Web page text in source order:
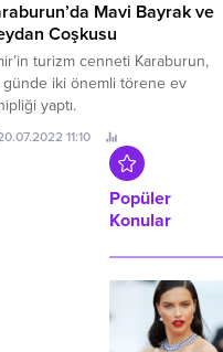
Mavi Bayrak ve
Coşkusu
turizm cenneti Karaburun,
günde iki önemli törene ev
yaptı.
11:10
Popüler
Konular